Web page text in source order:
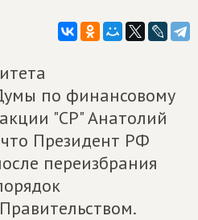
по финансовому
"СР" Анатолий
Президент РФ
переизбрания